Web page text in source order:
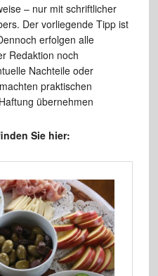
– nur mit schriftlicher
Der vorliegende Tipp ist
erfolgen alle
Redaktion noch
Nachteile oder
praktischen
übernehmen
Sie hier: